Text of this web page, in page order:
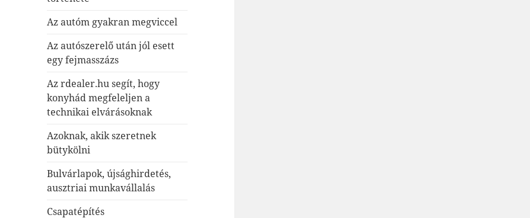
Az autóm gyakran megviccel
Az autószerelő után jól esett
egy fejmasszázs
Az rdealer.hu segít, hogy
konyhád megfeleljen a
technikai elvárásoknak
Azoknak, akik szeretnek
bütykölni
Bulvárlapok, újsághirdetés,
ausztriai munkavállalás
Csapatépítés